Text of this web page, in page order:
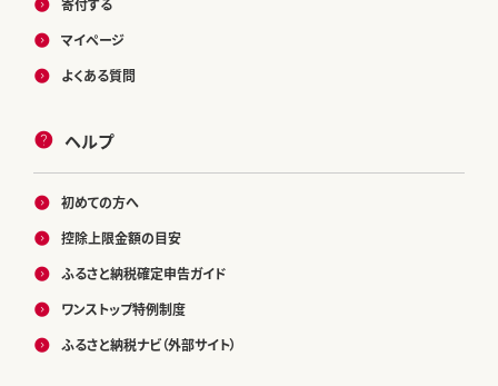
寄付する
マイページ
よくある質問
ヘルプ
初めての方へ
控除上限金額の目安
ふるさと納税確定申告ガイド
ワンストップ特例制度
ふるさと納税ナビ（外部サイト）